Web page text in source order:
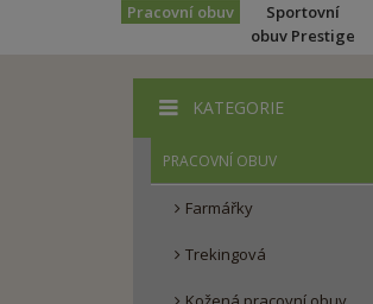
Pracovní obuv
Sportovní
obuv Prestige
KATEGORIE
PRACOVNÍ OBUV
Farmářky
Trekingová